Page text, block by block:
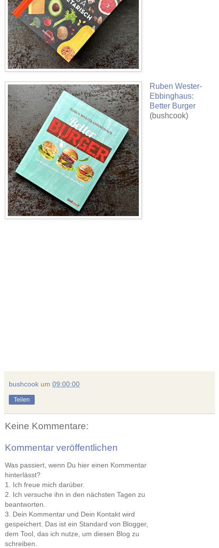
Ruben Wester-
Ebbinghaus:
Better Burger
(bushcook)
bushcook um 09:00:00
Teilen
Keine Kommentare:
Kommentar veröffentlichen
Was passiert, wenn Du hier einen Kommentar
hinterlässt?
1. Ich freue mich darüber.
2. Ich versuche ihn in den nächsten Tagen zu
beantworten.
3. Dein Kommentar und Dein Kontakt wird
gespeichert. Das ist ein Standard von Blogger,
dem Tool, das ich nutze, um diesen Blog zu
schreiben.